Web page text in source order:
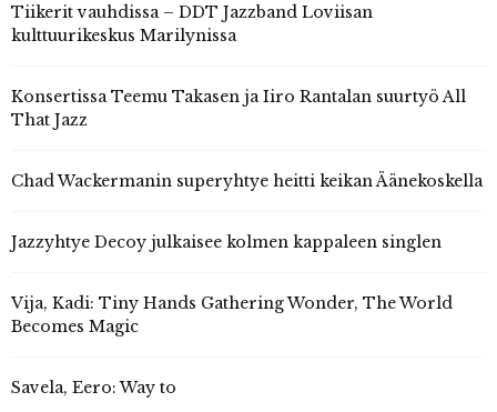
Tiikerit vauhdissa – DDT Jazzband Loviisan
kulttuurikeskus Marilynissa
Konsertissa Teemu Takasen ja Iiro Rantalan suurtyö All
That Jazz
Chad Wackermanin superyhtye heitti keikan Äänekoskella
Jazzyhtye Decoy julkaisee kolmen kappaleen singlen
Vija, Kadi: Tiny Hands Gathering Wonder, The World
Becomes Magic
Savela, Eero: Way to